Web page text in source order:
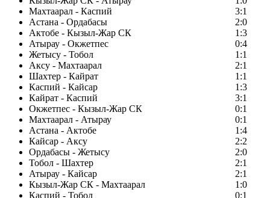
Махтаарал - Каспий
3:1
Астана - Ордабасы
2:0
Актобе - Кызыл-Жар СК
1:3
Атырау - Окжетпес
0:4
Жетысу - Тобол
1:1
Аксу - Махтаарал
2:1
Шахтер - Кайрат
1:1
Каспий - Кайсар
1:3
Кайрат - Каспий
3:1
Окжетпес - Кызыл-Жар СК
0:1
Махтаарал - Атырау
0:1
Астана - Актобе
1:4
Кайсар - Аксу
2:2
Ордабасы - Жетысу
2:0
Тобол - Шахтер
2:1
Атырау - Кайсар
2:1
Кызыл-Жар СК - Махтаарал
1:0
Каспий - Тобол
0:1